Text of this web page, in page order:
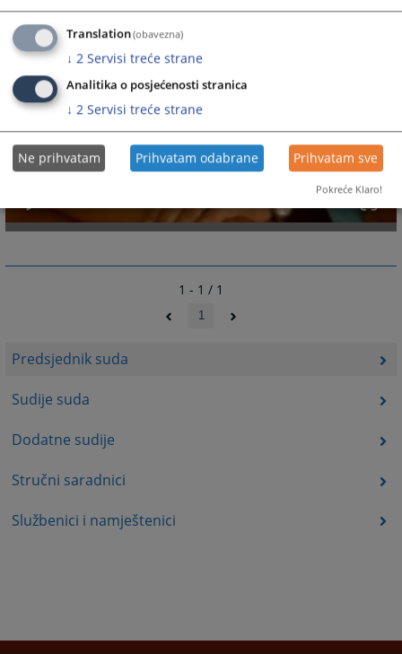
Predsjednik suda
Sudije suda
Dodatne sudije
Stručni saradnici
Službenici i namještenici
1 - 1 / 1
1
Translation(obavezna)
↓ 2 Servisi treće strane
Analitika o posjećenosti stranica
↓ 2 Servisi treće strane
Ne prihvatam Prihvatam odabrane Prihvatam sve
Pokreće Klaro!